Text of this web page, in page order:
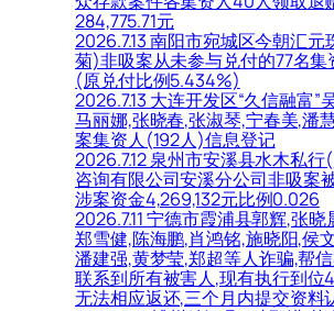
284,775.71元
2026.7.13 南阳市宛城区今朝汇元
菊)非吸案从未参与兑付的77名集
(原兑付比例5.434%)
2026.7.13 大连开发区“久信融富”
马丽娜,张晓春,张淑琴,宁春美,潘
案集资人(192人)信息登记
2026.7.12 泉州市安溪县水木私
咨询有限公司安溪分公司非吸案
涉案资金4,269,132元比例0.026
2026.7.11 宁德市霞浦县郭辉,张晓
郑雪健,陈海鹏,肖鸿铭,施晓阳,侯
潘建强,黄梦莹,郑超等人诈骗,帮
联系到所有被害人,现有执行到位
无法相应返还,三个月内提交资料